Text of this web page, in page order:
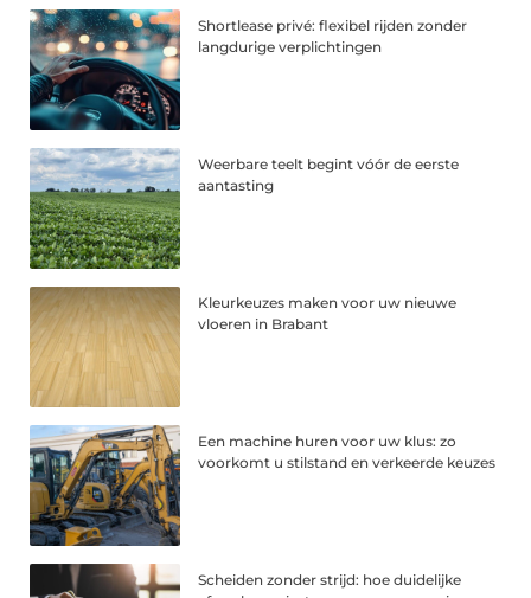
Shortlease privé: flexibel rijden zonder
langdurige verplichtingen
Weerbare teelt begint vóór de eerste
aantasting
Kleurkeuzes maken voor uw nieuwe
vloeren in Brabant
Een machine huren voor uw klus: zo
voorkomt u stilstand en verkeerde keuzes
Scheiden zonder strijd: hoe duidelijke